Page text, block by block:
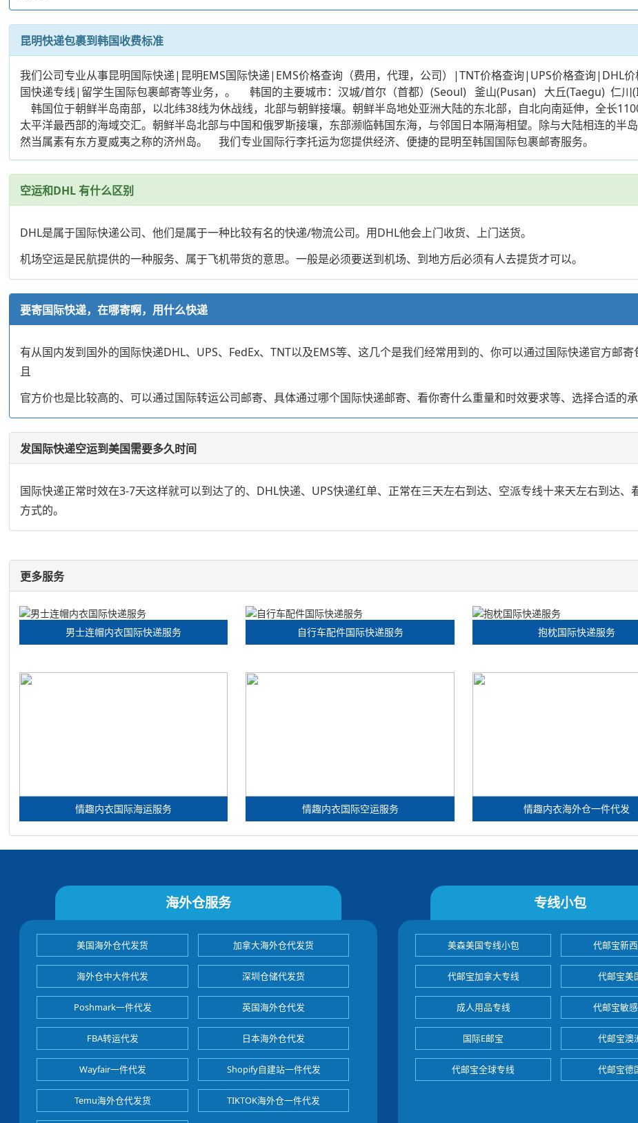
昆明快递包裹到韩国收费标准
我们公司专业从事昆明国际快递|昆明EMS国际快递|EMS价格查询（费用，代理，公司）|TNT价格查询|UPS价格查询
国快递专线|留学生国际包裹邮寄等业务，。 韩国的主要城市：汉城/首尔（首都）(Seoul) 釜山(Pusan) 大丘(Taegu) 仁
韩国位于朝鲜半岛南部，以北纬38线为休战线，北部与朝鲜接壤。朝鲜半岛地处亚洲大陆的东北部，自北向南延伸，全长
太平洋最西部的海域交汇。朝鲜半岛北部与中国和俄罗斯接壤，东部濒临韩国东海，与邻国日本隔海相望。除与大陆相连的半
然当属素有东方夏威夷之称的济州岛。 我们专业国际行李托运为您提供经济、便捷的昆明至韩国国际包裹邮寄服务。
空运和DHL 有什么区别
DHL是属于国际快递公司、他们是属于一种比较有名的快递/物流公司。用DHL他会上门收货、上门送货。
机场空运是民航提供的一种服务、属于飞机带货的意思。一般是必须要送到机场、到地方后必须有人去提货才可以。
要寄国际快递，在哪寄啊，用什么快递
有从国内发到国外的国际快递DHL、UPS、FedEx、TNT以及EMS等、这几个是我们经常用到的、你可以通过国际快递官方邮
且
官方价也是比较高的、可以通过国际转运公司邮寄、具体通过哪个国际快递邮寄、看你寄什么重量和时效要求等、选择合适的承
发国际快递空运到美国需要多久时间
国际快递正常时效在3-7天这样就可以到达了的、DHL快递、UPS快递红单、正常在三天左右到达、空派专线十来天左右到达
方式的。
更多服务
男士连帽内衣国际快递服务 自行车配件国际快递服务 抱枕国际快递服务
情趣内衣国际海运服务 情趣内衣国际空运服务 情趣内衣海外仓一件代发
海外仓服务
美国海外仓代发货 加拿大海外仓代发货
海外仓中大件代发 深圳仓储代发货
Poshmark一件代发 英国海外仓代发
FBA转运代发 日本海外仓代发
Wayfair一件代发 Shopify自建站一件代发
Temu海外仓代发货 TIKTOK海外仓一件代发
专线小包
美森美国专线小包 代邮宝新
代邮宝加拿大专线 代邮宝美
成人用品专线 代邮宝敏
国际E邮宝 代邮宝澳
代邮宝全球专线 代邮宝德